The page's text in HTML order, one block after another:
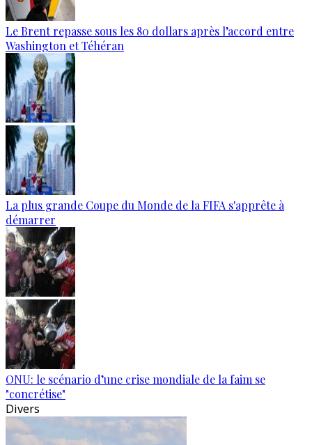
Le Brent repasse sous les 80 dollars après l’accord entre
Washington et Téhéran
La plus grande Coupe du Monde de la FIFA s'apprête à
démarrer
ONU: le scénario d’une crise mondiale de la faim se
"concrétise"
Divers